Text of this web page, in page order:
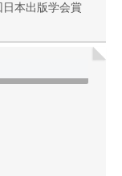
本出版学会賞